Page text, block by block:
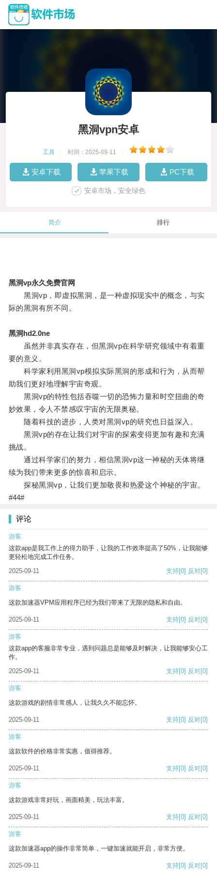
黑洞vpn安卓
工具 时间：2025-09-11
安卓下载 苹果下载 PC下载
安卓市场，安全绿色
简介 排行
黑洞vp永久免费官网
黑洞vp，即虚拟黑洞，是一种虚拟现实中的概念，与实
际的黑洞有所不同。
黑洞hd2.0ne
虽然并非真实存在，但黑洞vp在科学研究领域中有着重
要的意义。
科学家利用黑洞vp模拟实际黑洞的形成和行为，从而帮
助我们更好地理解宇宙奇观。
黑洞vp的特性包括吞噬一切的恐怖力量和时空扭曲的奇
妙效果，令人不禁感叹宇宙的无限奥秘。
随着科技的进步，人类对黑洞vp的研究也日益深入。
黑洞vp的存在让我们对宇宙的探索变得更加有趣和充满
挑战。
通过科学家们的努力，相信黑洞vp这一神秘的天体将继
续为我们带来更多的惊喜和启示。
探秘黑洞vp，让我们更加敬畏和热爱这个神秘的宇宙。
#44#
评论
游客
这款app是我工作上的得力助手，让我的工作效率提高了50%，让我能够
更轻松地完成工作任务。
2025-09-11
支持[0] 反对[0]
游客
这款加速器VPM应用程序已经为我们带来了无限的隐私和自由。
2025-09-11 支持[0] 反对[0]
游客
这款app的客服非常专业，遇到问题总是能够及时解决，让我能够安心工
作。
2025-09-11
支持[0] 反对[0]
游客
这款游戏的剧情非常感人，让我久久不能忘怀。
2025-09-11 支持[0] 反对[0]
游客
这款软件的价格非常实惠，值得推荐。
2025-09-11 支持[0] 反对[0]
游客
这款游戏非常好玩，画面精美，玩法丰富。
2025-09-11 支持[0] 反对[0]
游客
这款加速器app的操作非常简单，一键加速就能开启，非常方便。
2025-09-11 支持[0] 反对[0]